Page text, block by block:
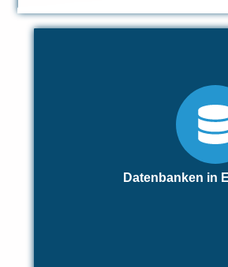
Datenbanken in